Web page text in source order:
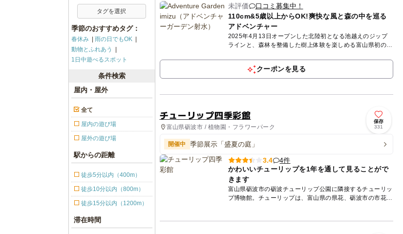
未評価
口コミ募集中！
110cm&5歳以上からOK!爽快な風と森の中を巡る
アドベンチャー
2025年4月13日オープンした北陸初となる池越えのジップ
ラインと、森林を整備した樹上体験を楽しめる富山県初のツ
クーポンを見る
チューリップ四季彩館
富山県砺波市 / 植物園・フラワーパーク
保存
331
開催中 季節展示「盛夏の庭」
3.4
4件
かわいいチューリップを1年を通して見ることがで
きます
富山県砺波市の砺波チューリップ公園に隣接するチューリッ
プ博物館。チューリップは、富山県の県花、砺波市の市花と
タグを選択
季節のおすすめタグ：
春休み
雨の日でもOK
動物とふれあう
1日中遊べるスポット
条件検索
屋内・屋外
全て
屋内の遊び場
屋外の遊び場
駅からの距離
徒歩5分以内（400m）
徒歩10分以内（800m）
徒歩15分以内（1200m）
滞在時間